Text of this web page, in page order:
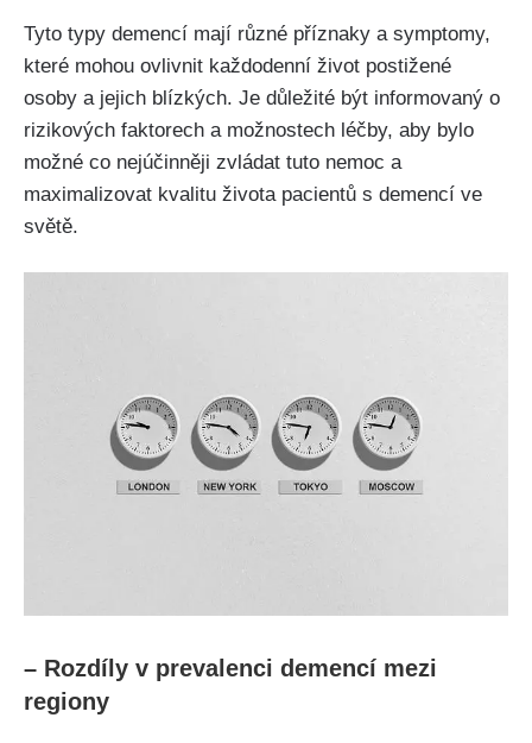
Tyto typy demencí mají různé příznaky a symptomy,
které mohou ovlivnit každodenní život postižené
osoby a jejich blízkých. Je důležité být informovaný o
rizikových faktorech a možnostech léčby, aby bylo
možné co nejúčinněji zvládat tuto nemoc a
maximalizovat kvalitu života pacientů s demencí ve
světě.
– Rozdíly v prevalenci demencí mezi
regiony